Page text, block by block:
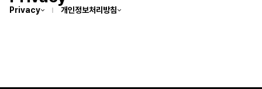
Privacy 개인정보처리방침